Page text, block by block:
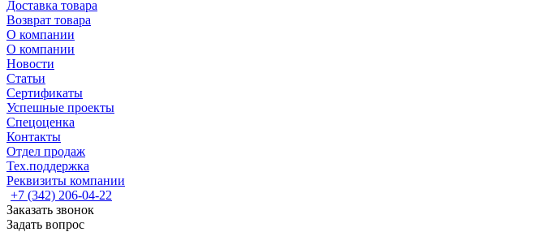
Доставка товара
Возврат товара
О компании
О компании
Новости
Статьи
Сертификаты
Успешные проекты
Спецоценка
Контакты
Отдел продаж
Тех.поддержка
Реквизиты компании
+7 (342) 206-04-22
Заказать звонок
Задать вопрос